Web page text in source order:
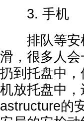
3. 手机
排队等安检
滑，很多人
扔到托盘中
机放托盘中
astructure的